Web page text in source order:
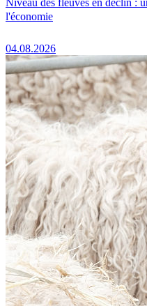
Niveau des fleuves en déclin :
l'économie
04.08.2026